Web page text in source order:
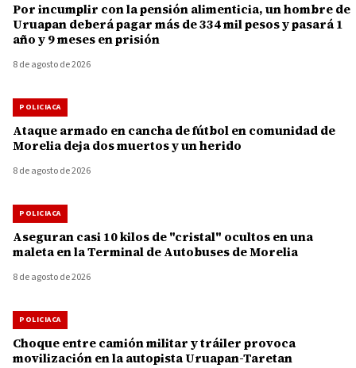
Por incumplir con la pensión alimenticia, un hombre de
Uruapan deberá pagar más de 334 mil pesos y pasará 1
año y 9 meses en prisión
8 de agosto de 2026
POLICIACA
Ataque armado en cancha de fútbol en comunidad de
Morelia deja dos muertos y un herido
8 de agosto de 2026
POLICIACA
Aseguran casi 10 kilos de "cristal" ocultos en una
maleta en la Terminal de Autobuses de Morelia
8 de agosto de 2026
POLICIACA
Choque entre camión militar y tráiler provoca
movilización en la autopista Uruapan-Taretan